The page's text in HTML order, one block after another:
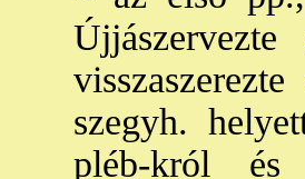
szegyh.
pléb-król